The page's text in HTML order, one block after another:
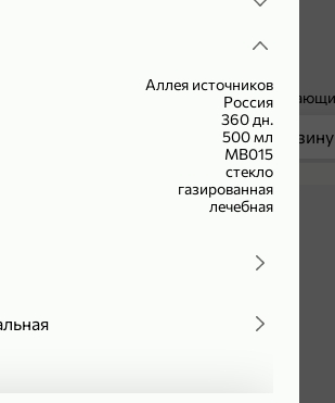
Аллея источников
Россия
360 дн.
500 мл
МВ015
стекло
газированная
лечебная
75 мл
104,99 ₽
В корзину
4,2